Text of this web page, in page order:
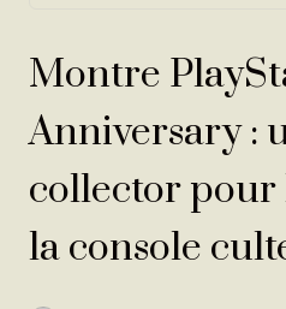
Montre
Anniversary :
collector pour
la console